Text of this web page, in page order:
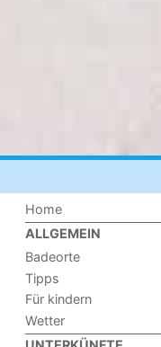
Home
ALLGEMEIN
Badeorte
Tipps
Für kindern
Wetter